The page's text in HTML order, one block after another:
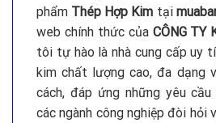
phẩm Thép Hợp Kim tại
web chính thức của CÔNG TY
tôi tự hào là nhà cung cấp uy
kim chất lượng cao, đa dạng
cách, đáp ứng những yêu
các ngành công nghiệp đòi hỏi